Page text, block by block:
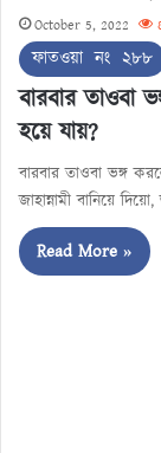
October 5, 2022
ফাতওয়া নং ২৮৮
বারবার তাওবা
হয়ে যায়?
বারবার তাওবা ভঙ্গ
জাহান্নামী বানিয়ে
Read More »